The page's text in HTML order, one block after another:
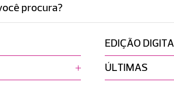
procura?
EDIÇÃO
ÚLTIMAS